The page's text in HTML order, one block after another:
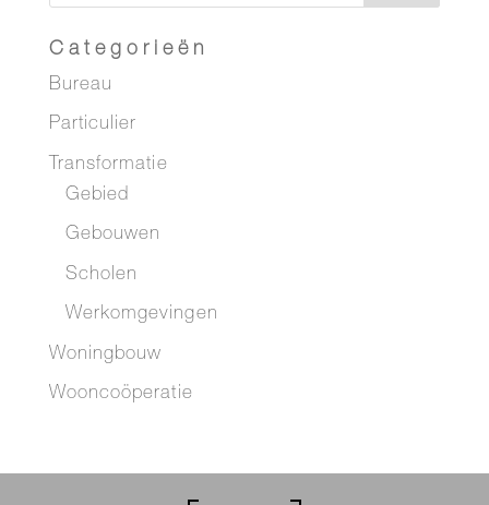
Categorieën
Bureau
Particulier
Transformatie
Gebied
Gebouwen
Scholen
Werkomgevingen
Woningbouw
Wooncoöperatie